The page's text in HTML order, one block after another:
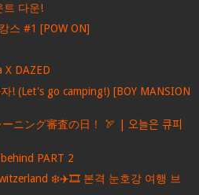
트 다운!
스 #1 [POW ON]
X DAZED
! (Let's go camping!) [BOY MANSION
ング審査の日！ 🏹 | 오늘은 큐피
PART 2
❄️✈️🎞️ 본격 눈호강 여행 브